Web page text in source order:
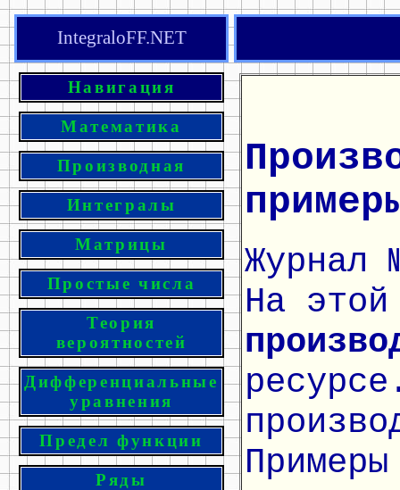
IntegraloFF.NET
Навигация
Математика
Производная
Интегралы
Матрицы
Простые числа
Теория
вероятностей
Дифференциальные
уравнения
Предел функции
Ряды
Журнал
На